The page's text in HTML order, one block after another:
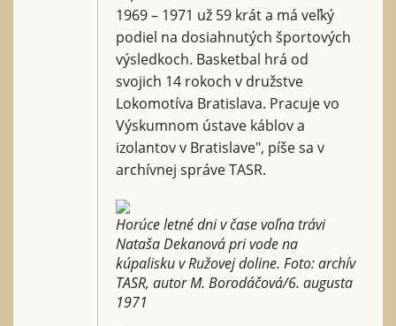
1969 – 1971 už 59 krát a má veľký
podiel na dosiahnutých športových
výsledkoch. Basketbal hrá od
svojich 14 rokoch v družstve
Lokomotíva Bratislava. Pracuje vo
Výskumnom ústave káblov a
izolantov v Bratislave", píše sa v
archívnej správe TASR.
Horúce letné dni v čase voľna trávi
Nataša Dekanová pri vode na
kúpalisku v Ružovej doline. Foto: archív
TASR, autor M. Borodáčová/6. augusta
1971